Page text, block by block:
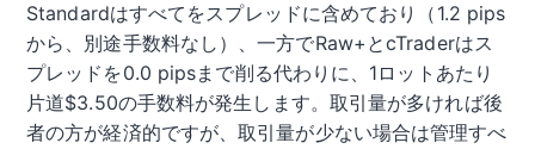
Standardはすべてをスプレッドに含めており（1.2 pips
から、別途手数料なし）、一方でRaw+とcTraderはス
プレッドを0.0 pipsまで削る代わりに、1ロットあたり
片道$3.50の手数料が発生します。取引量が多ければ後
者の方が経済的ですが、取引量が少ない場合は管理すべ